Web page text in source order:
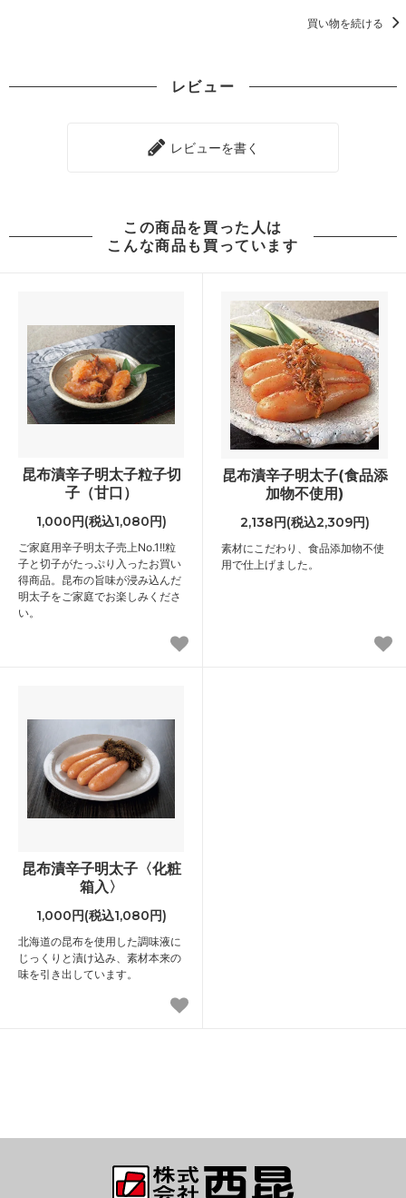
買い物を続ける
レビュー
レビューを書く
この商品を買った人は
こんな商品も買っています
昆布漬辛子明太子粒子切
子（甘口）
1,000円(税込1,080円)
ご家庭用辛子明太子売上No.1!!粒
子と切子がたっぷり入ったお買い
得商品。昆布の旨味が浸み込んだ
明太子をご家庭でお楽しみくださ
い。
昆布漬辛子明太子(食品添
加物不使用)
2,138円(税込2,309円)
素材にこだわり、食品添加物不使
用で仕上げました。
昆布漬辛子明太子〈化粧
箱入〉
1,000円(税込1,080円)
北海道の昆布を使用した調味液に
じっくりと漬け込み、素材本来の
味を引き出しています。